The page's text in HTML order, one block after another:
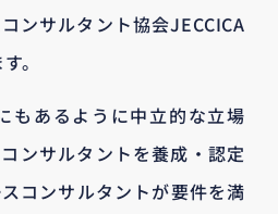
ンサルタント協会JECCICA
。
もあるように中立的な立場
ンサルタントを養成・認定
コンサルタントが要件を満